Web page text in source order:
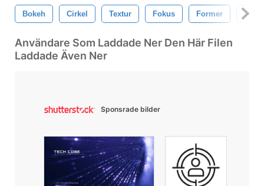
Bokeh Cirkel Textur Fokus Former
Användare Som Laddade Ner Den Här Filen
Laddade Även Ner
Sponsrade bilder